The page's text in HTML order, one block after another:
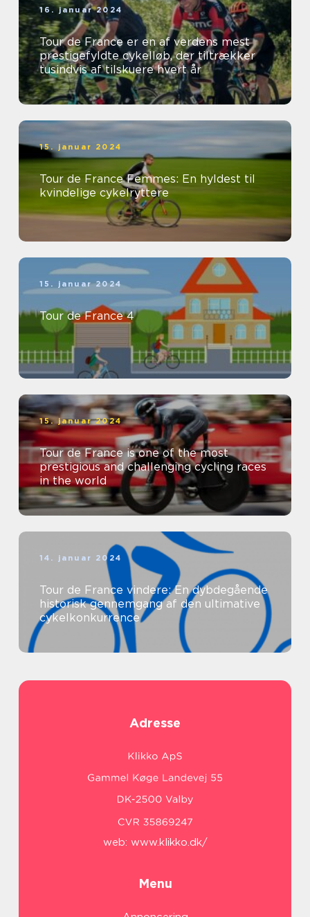
16. januar 2024
Tour de France er en af verdens mest
prestigefyldte cykelløb, der tiltrækker
tusindvis af tilskuere hvert år
15. januar 2024
Tour de France Femmes: En hyldest til
kvindelige cykelryttere
15. januar 2024
Tour de France 4
15. januar 2024
Tour de France is one of the most
prestigious and challenging cycling races
in the world
14. januar 2024
Tour de France vindere: En dybdegående
historisk gennemgang af den ultimative
cykelkonkurrence
Adresse
web: www.klikko.dk/
Menu